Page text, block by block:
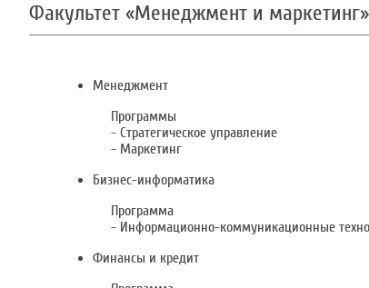
Факультет «Менеджмент и
Менеджмент
Программы
- Стратегическое управление
- Маркетинг
Бизнес-информатика
Программа
- Информационно-коммуникационные
Финансы и кредит